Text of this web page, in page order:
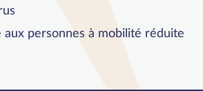
aux personnes à mobilité réduite